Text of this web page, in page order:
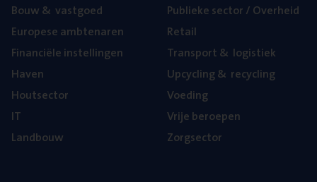
Bouw& vastgoed
Euro­pe­se ambtenaren
Finan­ci­ë­le instellingen
Haven
Hout­sec­tor
IT
Land­bouw
Publie­ke sec­tor / Overheid
Retail
Trans­port& logistiek
Upcy­cling& recycling
Voe­ding
Vrije beroe­pen
Zorg­sec­tor